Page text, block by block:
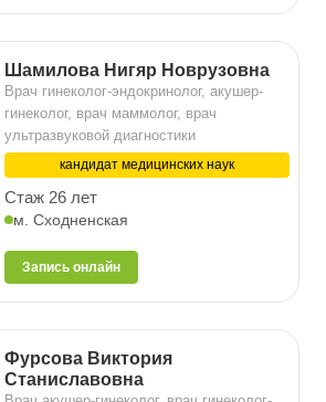
Шамилова Нигяр Новрузовна
Врач гинеколог-эндокринолог, акушер-
гинеколог, врач маммолог, врач
ультразвуковой диагностики
кандидат медицинских наук
Стаж 26 лет
м. Сходненская
Запись онлайн
Фурсова Виктория
Станиславовна